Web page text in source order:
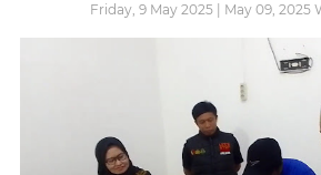
Friday, 9 May 2025 | May 09, 2025